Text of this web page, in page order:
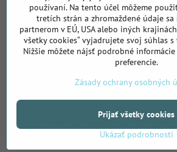
Pobočka pre Východné Slovensko
Slovenská 26, Košice
Ing. Stanislav Kuľaša
telefón: +421 905 122 239
Podmienky spolupráce
©2026Copyright
Predvoľby súkromiaZásady ochrany
Vytvorené pomocou:
používaní. Na tento účel môžeme
tretích strán a zhromaždené údaje
partnerom v EÚ, USA alebo iných
všetky cookies“ vyjadrujete svoj súhlas
Nižšie môžete nájsť podrobné
preferencie.
Zásady ochrany osobných
Ukázať podrobnosti
Prijať všetky cookies